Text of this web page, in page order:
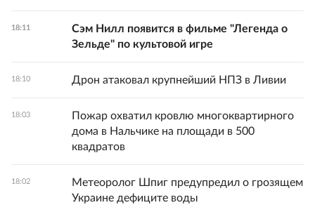
18:11
Сэм Нилл появится в фильме "Легенда о
Зельде" по культовой игре
18:10 Дрон атаковал крупнейший НПЗ в Ливии
18:03
Пожар охватил кровлю многоквартирного
дома в Нальчике на площади в 500
квадратов
18:02
Метеоролог Шпиг предупредил о грозящем
Украине дефиците воды